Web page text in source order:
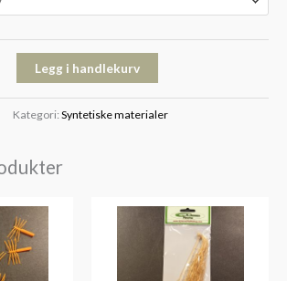
Legg i handlekurv
Kategori: Syntetiske materialer